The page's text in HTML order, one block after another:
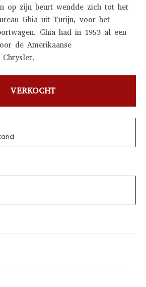
op zijn beurt wendde zich tot het
Ghia uit Turijn, voor het
Ghia had in 1953 al een
de Amerikaanse
VERKOCHT